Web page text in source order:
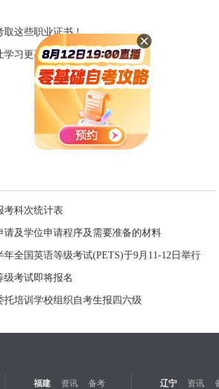
取这些职业证书！
学习更高效便捷
考科次统计表
请及学位申请程序及需要准备的材料
年全国英语等级考试(PETS)于9月11-12日举行
级考试即将报名
托培训学校组织自考生报四六级
福建 资讯 备考 辽宁 资讯